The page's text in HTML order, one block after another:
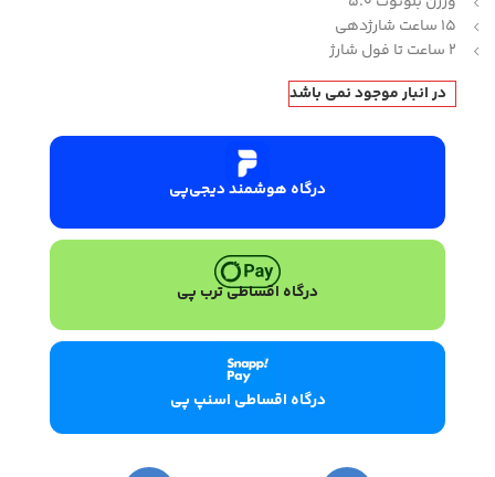
15 ساعت شارژدهی
2 ساعت تا فول شارژ
در انبار موجود نمی باشد
درگاه هوشمند دیجی‌پی
درگاه اقساطی ترب پی
درگاه اقساطی اسنپ پی